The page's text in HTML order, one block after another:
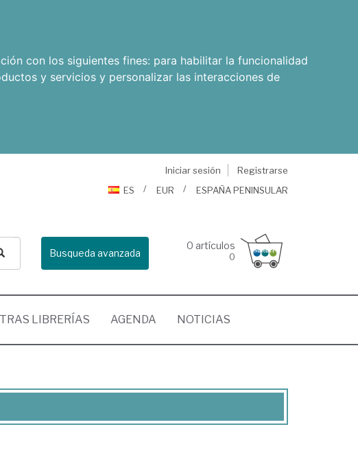
con los siguientes fines: para habilitar la funcionalidad
y servicios y personalizar las interacciones de
Iniciar sesión
Registrarse
ES
EUR ESPAÑA PENINSULAR
Busqueda avanzada
0 artículos
0
LIBRERÍAS AGENDA NOTICIAS